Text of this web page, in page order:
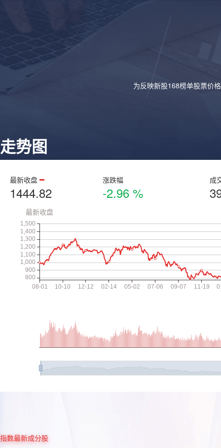
为反映新股168榜单股票价
走势图
最新收盘
1444.82
涨跌幅
-2.96 %
成
指数最新成分股